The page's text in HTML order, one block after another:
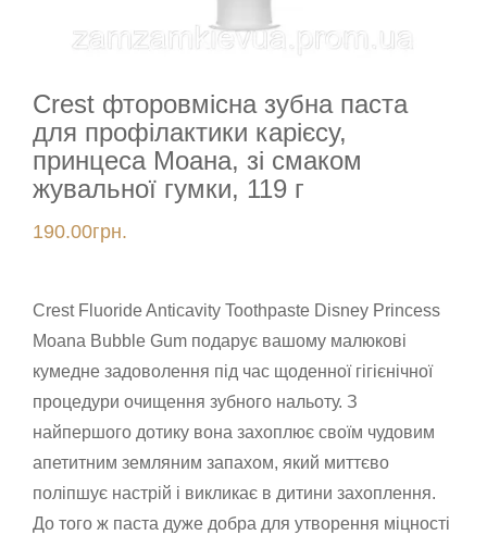
Crest фторовмісна зубна паста
для профілактики карієсу,
принцеса Моана, зі смаком
жувальної гумки, 119 г
190.00грн.
Crest Fluoride Anticavity Toothpaste Disney Princess
Moana Bubble Gum подарує вашому малюкові
кумедне задоволення під час щоденної гігієнічної
процедури очищення зубного нальоту. З
найпершого дотику вона захоплює своїм чудовим
апетитним земляним запахом, який миттєво
поліпшує настрій і викликає в дитини захоплення.
До того ж паста дуже добра для утворення міцності